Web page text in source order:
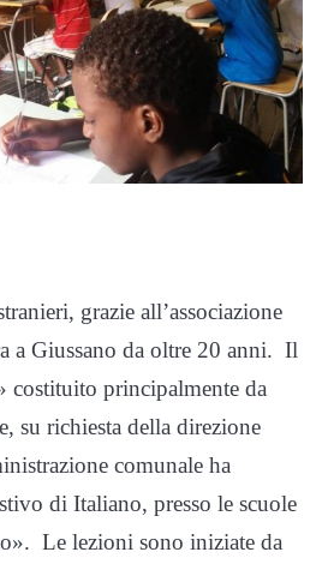
grazie all’associazione
a Giussano da oltre 20 anni. Il
costituito principalmente da
su richiesta della direzione
comunale ha
di Italiano, presso le scuole
Le lezioni sono iniziate da